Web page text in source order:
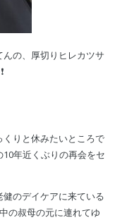
の、厚切りヒレカツサ
りと休みたいところで
年近くぶりの再会をセ
のデイケアに来ている
の叔母の元に連れてゆ